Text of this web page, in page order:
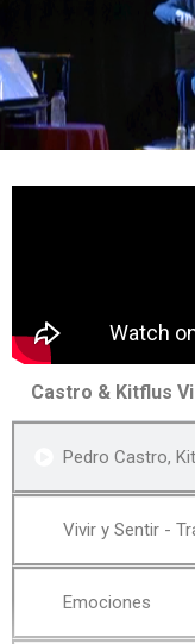
Castro & Kitflus
Pedro Castro,
Vivir y Sentir -
Emociones